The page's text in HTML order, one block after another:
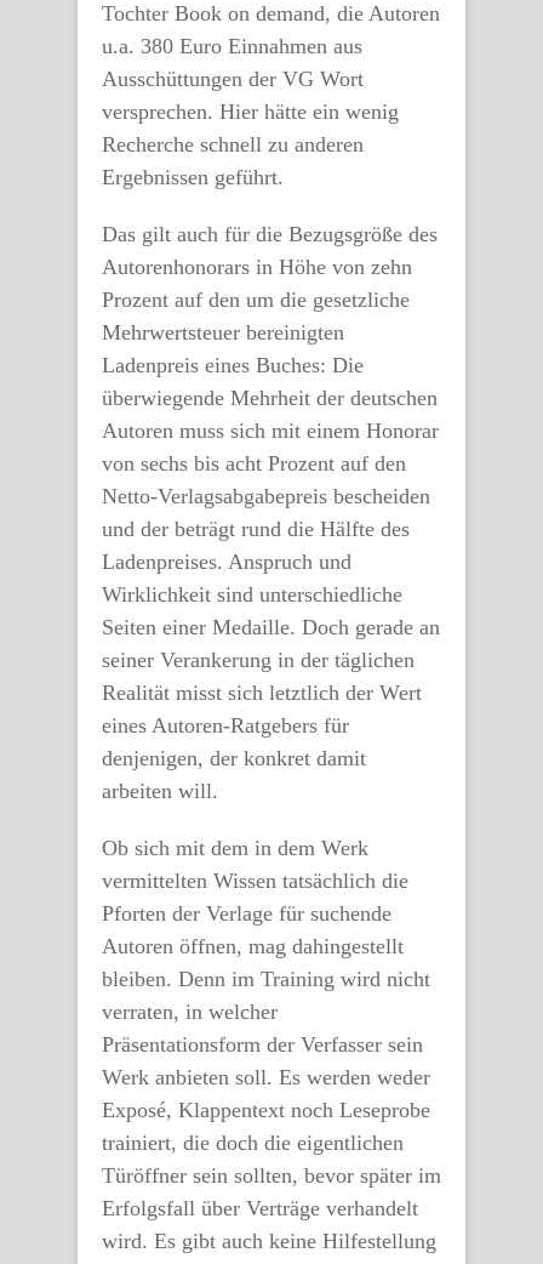
Tochter Book on demand, die Autoren
u.a. 380 Euro Einnahmen aus
Ausschüttungen der VG Wort
versprechen. Hier hätte ein wenig
Recherche schnell zu anderen
Ergebnissen geführt.
Das gilt auch für die Bezugsgröße des
Autorenhonorars in Höhe von zehn
Prozent auf den um die gesetzliche
Mehrwertsteuer bereinigten
Ladenpreis eines Buches: Die
überwiegende Mehrheit der deutschen
Autoren muss sich mit einem Honorar
von sechs bis acht Prozent auf den
Netto-Verlagsabgabepreis bescheiden 
und der beträgt rund die Hälfte des
Ladenpreises. Anspruch und
Wirklichkeit sind unterschiedliche
Seiten einer Medaille. Doch gerade an
seiner Verankerung in der täglichen
Realität misst sich letztlich der Wert
eines Autoren-Ratgebers für
denjenigen, der konkret damit
arbeiten will.
Ob sich mit dem in dem Werk
vermittelten Wissen tatsächlich die
Pforten der Verlage für suchende
Autoren öffnen, mag dahingestellt
bleiben. Denn im Training wird nicht
verraten, in welcher
Präsentationsform der Verfasser sein
Werk anbieten soll. Es werden weder
Exposé, Klappentext noch Leseprobe
trainiert, die doch die eigentlichen
Türöffner sein sollten, bevor später im
Erfolgsfall über Verträge verhandelt
wird. Es gibt auch keine Hilfestellung